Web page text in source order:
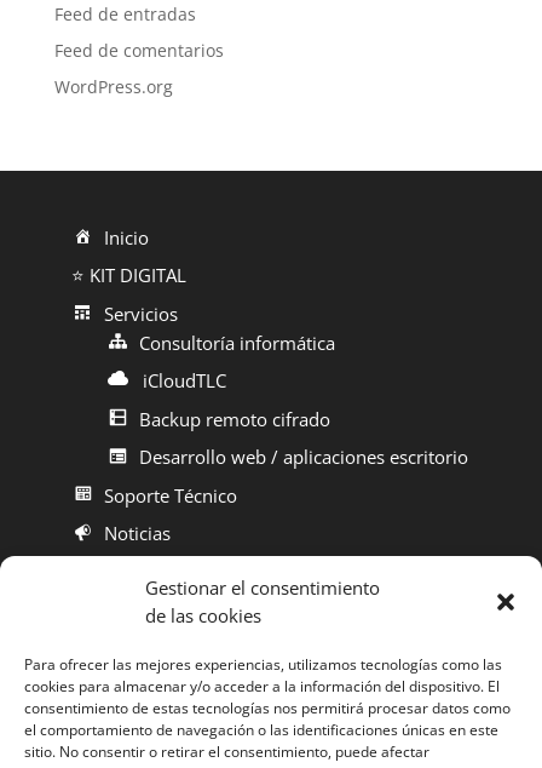
Gestionar el consentimiento
de las cookies
Para ofrecer las mejores experiencias, utilizamos tecnologías como las
cookies para almacenar y/o acceder a la información del dispositivo. El
consentimiento de estas tecnologías nos permitirá procesar datos como
el comportamiento de navegación o las identificaciones únicas en este
sitio. No consentir o retirar el consentimiento, puede afectar
Feed de entradas
Feed de comentarios
WordPress.org
Inicio
⭐ KIT DIGITAL
Servicios
Consultoría informática
iCloudTLC
Backup remoto cifrado
Desarrollo web / aplicaciones escritorio
Soporte Técnico
Noticias
Aviso Legal
Política de Privacidad